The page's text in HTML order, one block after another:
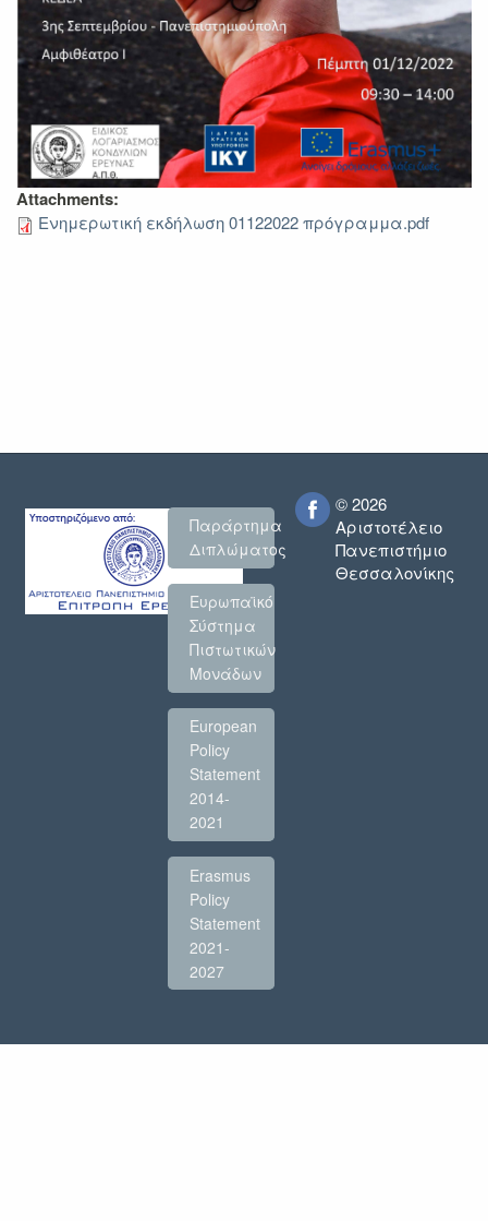
Attachments:
Ενημερωτική εκδήλωση 01122022 πρόγραμμα.pdf
Παράρτημα
Διπλώματος
Ευρωπαϊκό
Σύστημα
Πιστωτικών
Μονάδων
European
Policy
Statement
2014-
2021
Erasmus
Policy
Statement
2021-
2027
© 2026
Αριστοτέλειο
Πανεπιστήμιο
Θεσσαλονίκης